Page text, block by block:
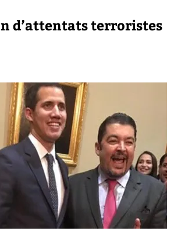
d’attentats terroristes